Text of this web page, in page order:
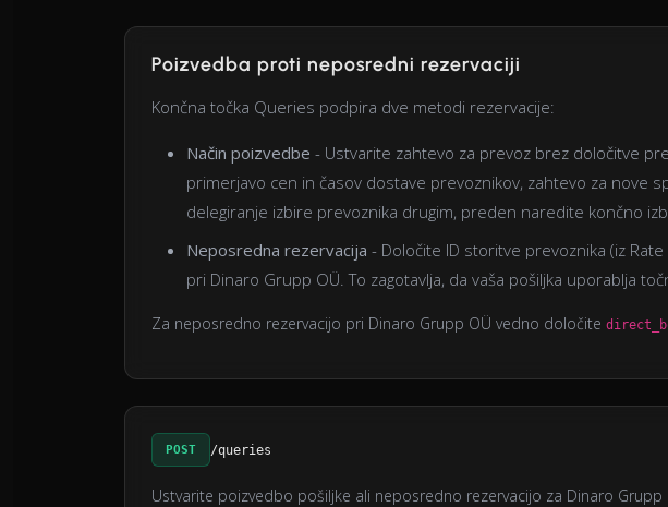
Poizvedba proti neposredni rezervaciji
Končna točka Queries podpira dve metodi rezervacije:
Način poizvedbe - Ustvarite zahtevo za prevoz brez določitve
primerjavo cen in časov dostave prevoznikov, zahtevo za nove
delegiranje izbire prevoznika drugim, preden naredite končno
Neposredna rezervacija - Določite ID storitve prevoznika (iz
pri Dinaro Grupp OÜ. To zagotavlja, da vaša pošiljka uporablja
Za neposredno rezervacijo pri Dinaro Grupp OÜ vedno določite
POST /queries
Ustvarite poizvedbo pošiljke ali neposredno rezervacijo za Dinaro Grupp